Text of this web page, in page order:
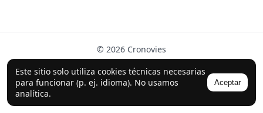
Este sitio solo utiliza cookies técnicas necesarias
para funcionar (p. ej. idioma). No usamos
analítica.
Aceptar
© 2026 Cronovies
(ChatGPT).
Síguenos en Instagram